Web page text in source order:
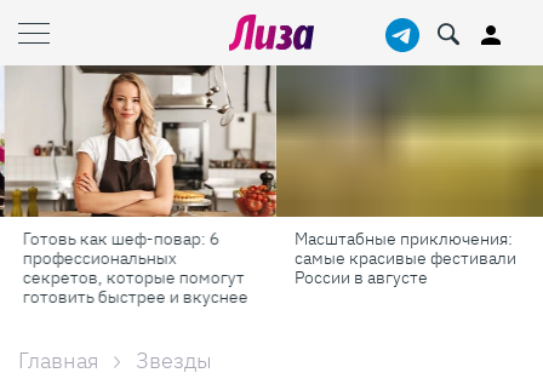
Готовь как шеф-повар: 6
профессиональных
секретов, которые помогут
готовить быстрее и вкуснее
Масштабные приключения:
самые красивые фестивали
России в августе
Главная Звезды